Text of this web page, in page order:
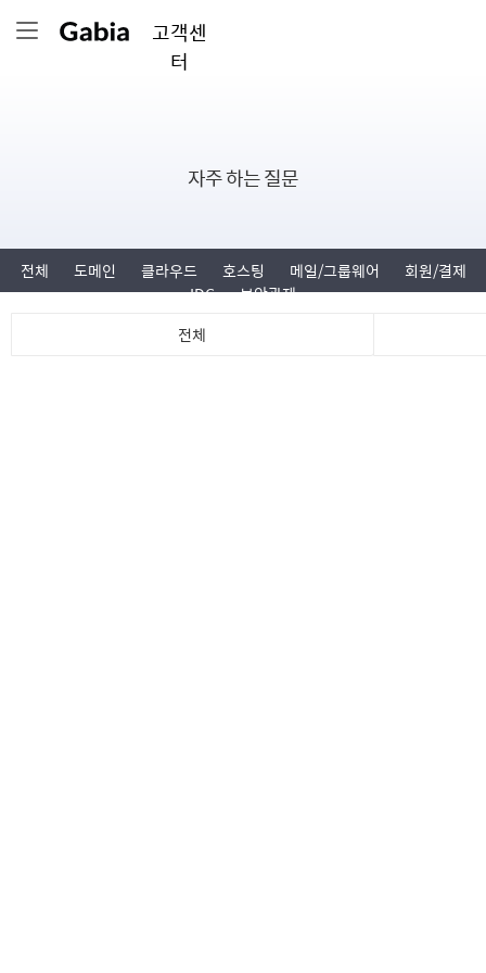
고객센
터
자주 하는 질문
전체 도메인 클라우드 호스팅 메일/그룹웨어
회원/결제
IDC
보안관제
전체